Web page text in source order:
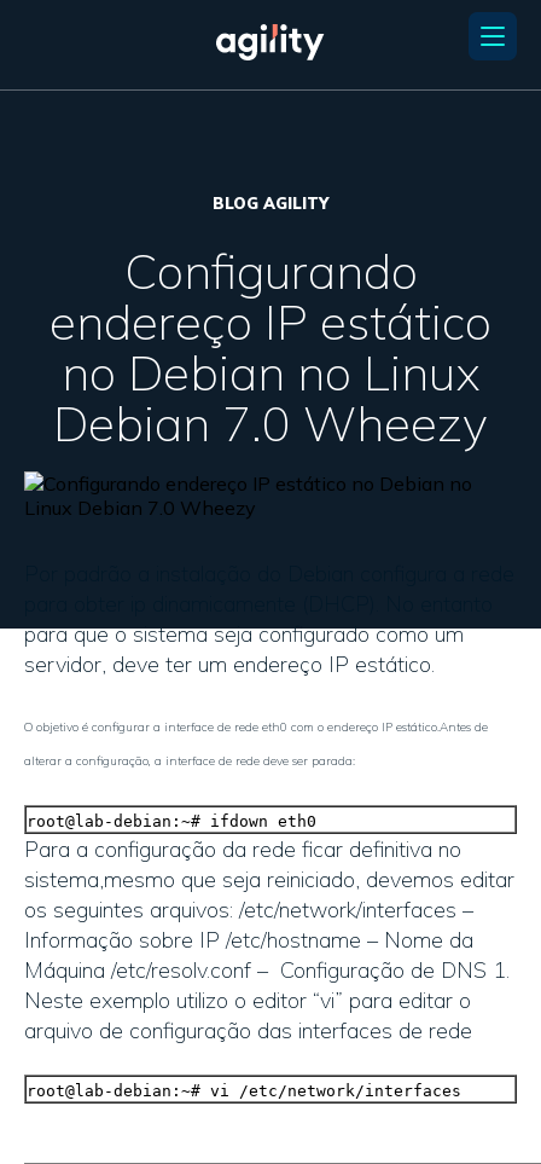
BLOG AGILITY
Configurando
endereço IP estático
no Debian no Linux
Debian 7.0 Wheezy
para que o sistema seja configurado como um
servidor, deve ter um endereço IP estático.
O objetivo é configurar a interface de rede eth0 com o endereço IP estático.Antes de
alterar a configuração, a interface de rede deve ser parada:
root@lab-debian:~# ifdown eth0
Para a configuração da rede ficar definitiva no
sistema,mesmo que seja reiniciado, devemos editar
os seguintes arquivos: /etc/network/interfaces –
Informação sobre IP /etc/hostname – Nome da
Máquina /etc/resolv.conf – Configuração de DNS 1.
Neste exemplo utilizo o editor “vi” para editar o
arquivo de configuração das interfaces de rede
root@lab-debian:~# vi /etc/network/interfaces